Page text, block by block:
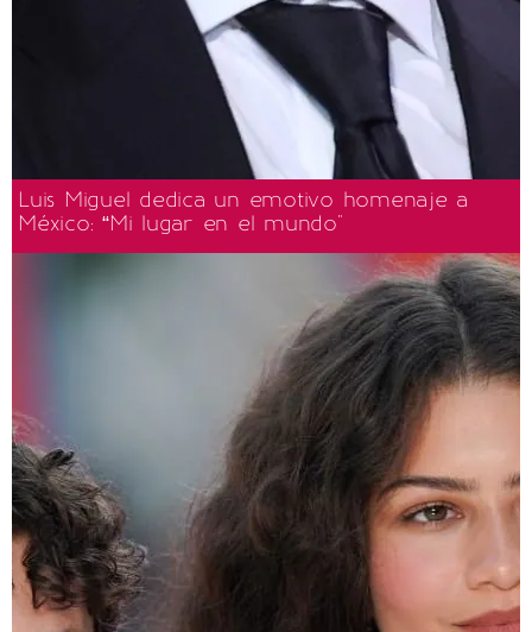
Luis Miguel dedica un emotivo homenaje a
México: “Mi lugar en el mundo"